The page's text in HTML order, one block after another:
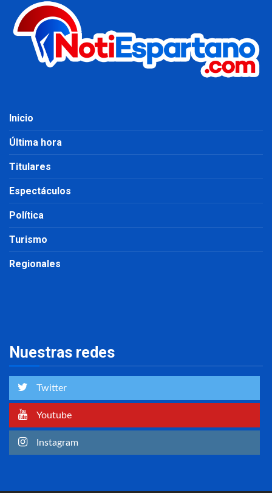
Inicio
Última hora
Titulares
Espectáculos
Política
Turismo
Regionales
Nuestras redes
Twitter
Youtube
Instagram